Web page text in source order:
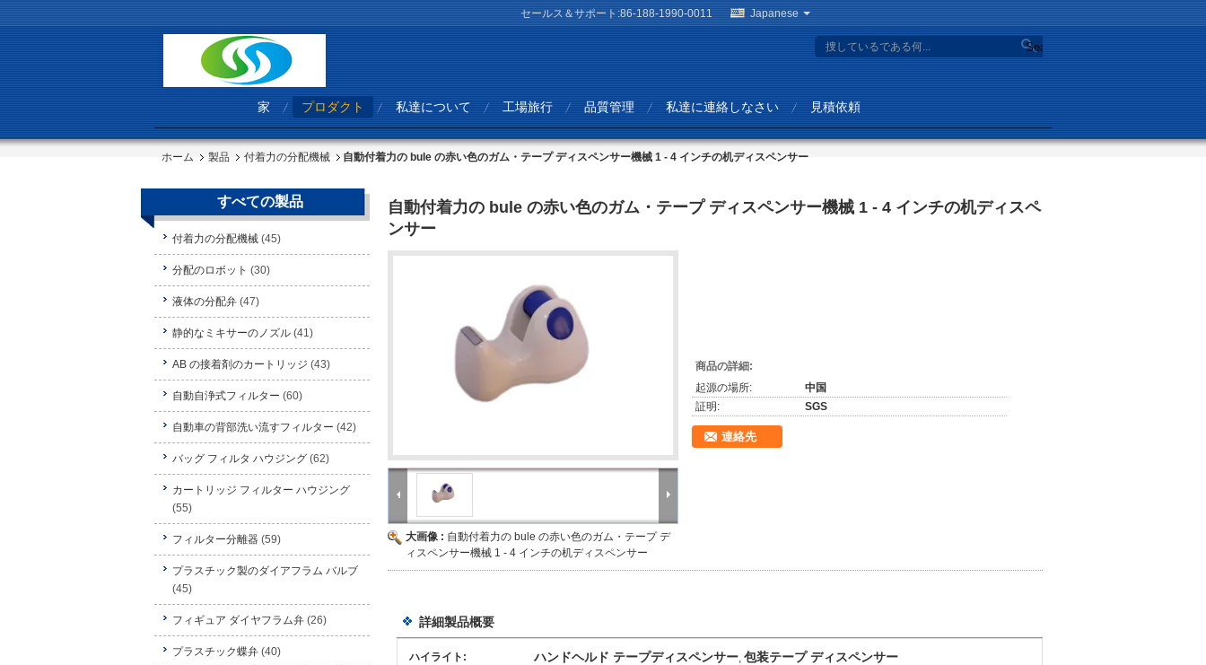
セールス＆サポート:86-188-1990-0011 Japanese
Search
家 プロダクト 私達について 工場旅行 品質管理 私達に連絡しなさい 見積依頼
ホーム 製品 付着力の分配機械 自動付着力の bule の赤い色のガム・テープ ディスペンサー機械 1 - 4 インチの机ディスペンサー
すべての製品
付着力の分配機械 (45)
分配のロボット (30)
液体の分配弁 (47)
静的なミキサーのノズル (41)
AB の接着剤のカートリッジ (43)
自動自浄式フィルター (60)
自動車の背部洗い流すフィルター (42)
バッグ フィルタ ハウジング (62)
カートリッジ フィルター ハウジング
(55)
フィルター分離器 (59)
プラスチック製のダイアフラム バルブ
(45)
フィギュア ダイヤフラム弁 (26)
プラスチック蝶弁 (40)
自動付着力の bule の赤い色のガム・テープ ディスペンサー機械 1 - 4 インチの机ディスペ
ンサー
大画像 : 自動付着力の bule の赤い色のガム・テープ デ
ィスペンサー機械 1 - 4 インチの机ディスペンサー
商品の詳細:
起源の場所:
中国
証明:
SGS
連絡先
詳細製品概要
ハイライト: ハンドヘルド テープディスペンサー, 包装テープ ディスペンサー